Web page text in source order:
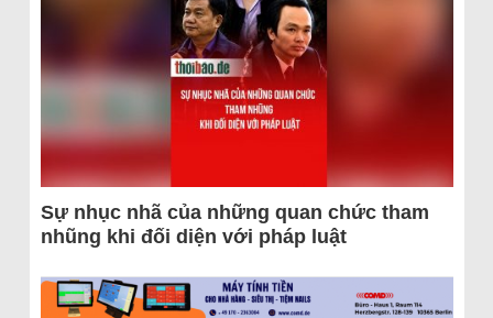
Sự nhục nhã của những quan chức tham
nhũng khi đối diện với pháp luật